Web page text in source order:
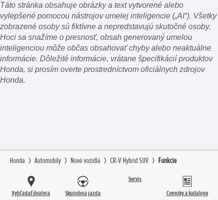
Táto stránka obsahuje obrázky a text vytvorené alebo
vylepšené pomocou nástrojov umelej inteligencie („AI“). Všetky
zobrazené osoby sú fiktívne a nepredstavujú skutočné osoby.
Hoci sa snažíme o presnosť, obsah generovaný umelou
inteligenciou môže občas obsahovať chyby alebo neaktuálne
informácie. Dôležité informácie, vrátane špecifikácií produktov
Honda, si prosím overte prostredníctvom oficiálnych zdrojov
Honda.
Honda Automobily Nové vozidlá CR-V Hybrid SUV Funkcie
Vyhľadať dealera Skúšobná jazda
Servis
Cenníky a katalógy